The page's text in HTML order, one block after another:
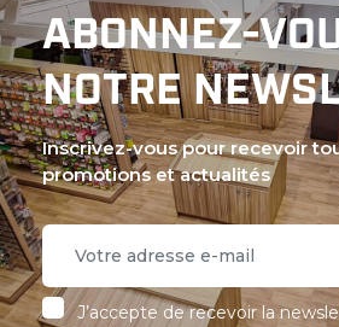
ABONNEZ-
NOTRE
Inscrivez-vous pour recevoir
promotions et actualités
J’accepte de recevoir la